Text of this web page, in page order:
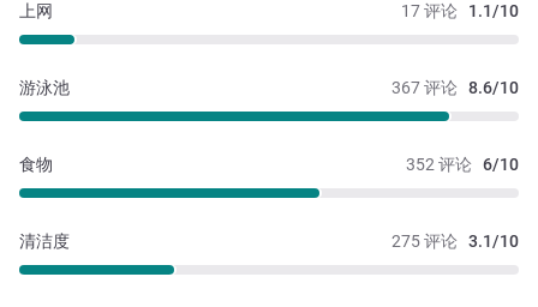
17 评论 1.1/10
上网
367 评论 8.6/10
游泳池
352 评论 6/10
食物
275 评论 3.1/10
清洁度